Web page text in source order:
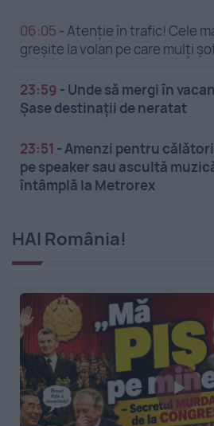
06:05 -Atenție în trafic! Cele
greșite la volan pe care mulți
23:59 - Unde să mergi în
Șase destinații de neratat
23:51 -Amenzi pentru
pe speaker sau ascultă
întâmplă la Metrorex
HAI România!